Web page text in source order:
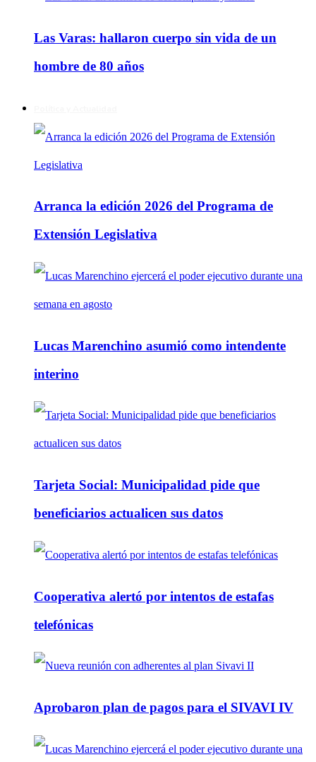
Las Varas: hallaron cuerpo sin vida de un
hombre de 80 años
Arranca la edición 2026 del Programa de
Extensión Legislativa
Lucas Marenchino asumió como intendente
interino
Tarjeta Social: Municipalidad pide que
beneficiarios actualicen sus datos
Cooperativa alertó por intentos de estafas
telefónicas
Aprobaron plan de pagos para el SIVAVI IV